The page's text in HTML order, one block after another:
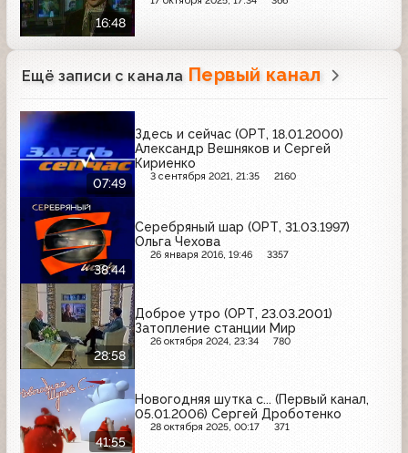
16:48
Ещё записи с канала Первый канал
07:49
Здесь и сейчас (ОРТ, 18.01.2000)
Александр Вешняков и Сергей
Кириенко
3 сентября 2021, 21:35 2160
38:44
Серебряный шар (ОРТ, 31.03.1997)
Ольга Чехова
26 января 2016, 19:46 3357
28:58
Доброе утро (ОРТ, 23.03.2001)
Затопление станции Мир
26 октября 2024, 23:34 780
41:55
Новогодняя шутка с... (Первый канал,
05.01.2006) Сергей Дроботенко
28 октября 2025, 00:17 371